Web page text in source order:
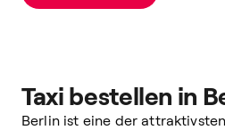
Taxi bestellen in
Berlin ist eine der